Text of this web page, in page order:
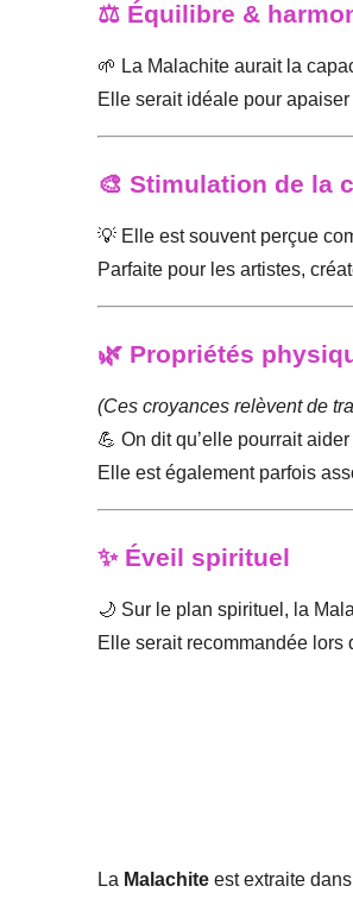
⚖️ Équilibre &
🌱 La Malachite aurait la
Elle serait idéale pour
🎨 Stimulation de la
💡 Elle est souvent perçue
Parfaite pour les artistes,
🌿 Propriétés
(Ces croyances relèvent de
💪 On dit qu’elle pourrait
Elle est également parfois
✨ Éveil spirituel
🌙 Sur le plan spirituel, la
Elle serait recommandée lors
La Malachite est extraite